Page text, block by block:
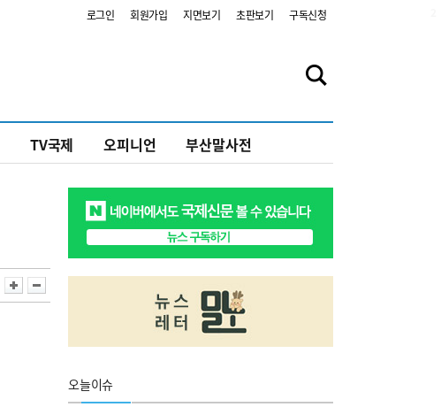
로그인 회원가입 지면보기 초판보기 구독신청
TV국제 오피니언 부산말사전
오늘이슈